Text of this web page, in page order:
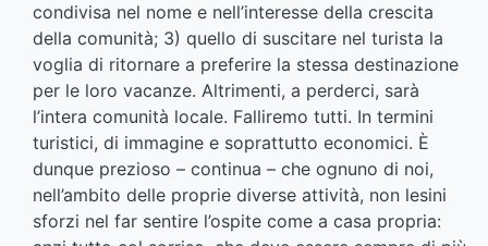
condivisa nel nome e nell’interesse della crescita
della comunità; 3) quello di suscitare nel turista la
voglia di ritornare a preferire la stessa destinazione
per le loro vacanze. Altrimenti, a perderci, sarà
l’intera comunità locale. Falliremo tutti. In termini
turistici, di immagine e soprattutto economici. È
dunque prezioso – continua – che ognuno di noi,
nell’ambito delle proprie diverse attività, non lesini
sforzi nel far sentire l’ospite come a casa propria: